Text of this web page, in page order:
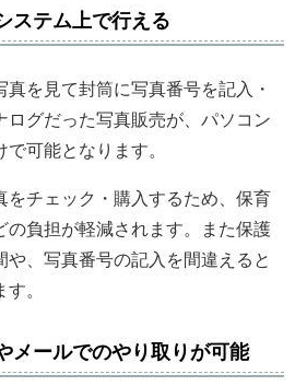
ステム上で行える
を見て封筒に写真番号を記入・
ログだった写真販売が、パソコン
可能となります。
をチェック・購入するため、保育
の負担が軽減されます。また保護
、写真番号の記入を間違えると
。
メールでのやり取りが可能